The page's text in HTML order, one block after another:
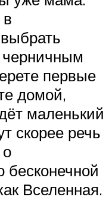
первые
домой,
маленький
скорее речь
бесконечной
Вселенная.